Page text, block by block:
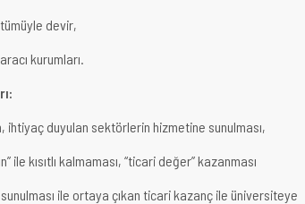
devir,
kurumları.
ihtiyaç duyulan sektörlerin hizmetine sunulması,
ile kısıtlı kalmaması, “ticari değer” kazanması
ile ortaya çıkan ticari kazanç ile üniversiteye